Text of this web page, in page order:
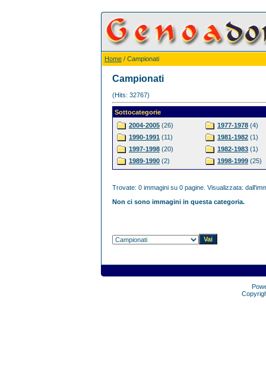
Home / Campionati
Campionati
(Hits: 32767)
Sottocategorie
2004-2005 (26)
1990-1991 (11)
1997-1998 (20)
1989-1990 (2)
1977-1978 (4)
1981-1982 (1)
1982-1983 (1)
1998-1999 (25)
Trovate: 0 immagini su 0 pagine. Visualizzata:
Non ci sono immagini in questa categoria.